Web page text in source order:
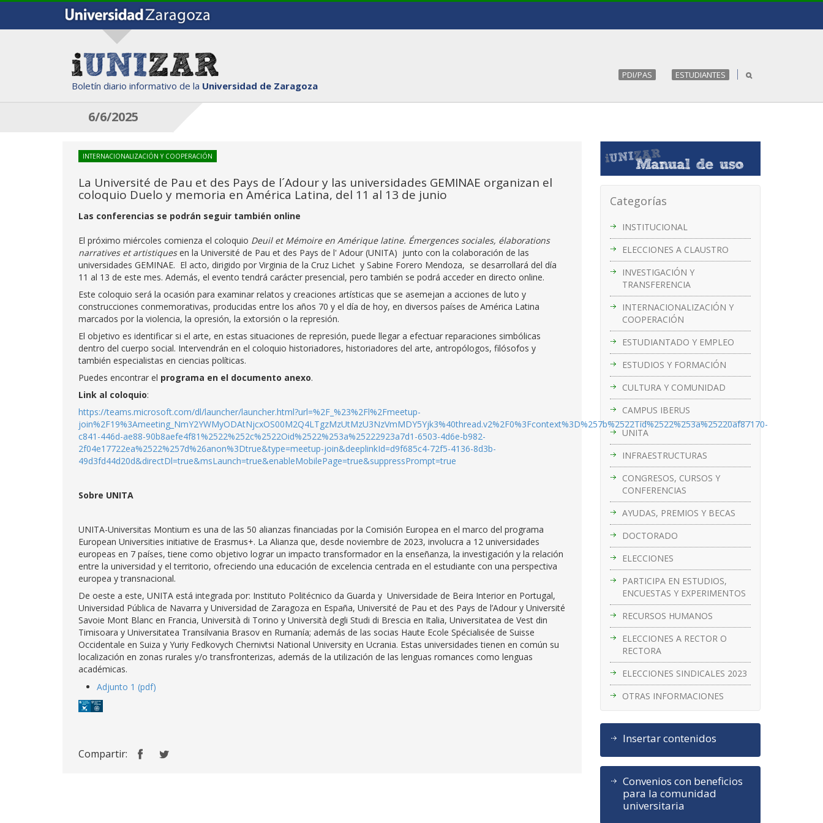
Boletín diario informativo de la Universidad de Zaragoza
PDI/PAS ESTUDIANTES
6/6/2025
Categorías
INSTITUCIONAL
ELECCIONES A CLAUSTRO
INVESTIGACIÓN Y
TRANSFERENCIA
INTERNACIONALIZACIÓN Y
COOPERACIÓN
ESTUDIANTADO Y EMPLEO
ESTUDIOS Y FORMACIÓN
CULTURA Y COMUNIDAD
CAMPUS IBERUS
UNITA
INFRAESTRUCTURAS
CONGRESOS, CURSOS Y
CONFERENCIAS
AYUDAS, PREMIOS Y BECAS
DOCTORADO
ELECCIONES
PARTICIPA EN ESTUDIOS,
ENCUESTAS Y EXPERIMENTOS
RECURSOS HUMANOS
ELECCIONES A RECTOR O
RECTORA
ELECCIONES SINDICALES 2023
OTRAS INFORMACIONES
Insertar contenidos
Convenios con beneficios
para la comunidad
universitaria
INTERNACIONALIZACIÓN Y COOPERACIÓN
La Université de Pau et des Pays de l´Adour y las universidades GEMINAE organizan el
coloquio Duelo y memoria en América Latina, del 11 al 13 de junio
Las conferencias se podrán seguir también online
El próximo miércoles comienza el coloquio Deuil et Mémoire en Amérique latine. Émergences sociales, élaborations
narratives et artistiquesen la Université de Pau et des Pays de l' Adour (UNITA) junto con la colaboración de las
universidades GEMINAE. El acto, dirigido por Virginia de la Cruz Lichet y Sabine Forero Mendoza, se desarrollará del día
11 al 13 de este mes. Además, el evento tendrá carácter presencial, pero también se podrá acceder en directo online.
Este coloquio será la ocasión para examinar relatos y creaciones artísticas que se asemejan a acciones de luto y
construcciones conmemorativas, producidas entre los años 70 y el día de hoy, en diversos países de América Latina
marcados por la violencia, la opresión, la extorsión o la represión.
El objetivo es identificar si el arte, en estas situaciones de represión, puede llegar a efectuar reparaciones simbólicas
dentro del cuerpo social. Intervendrán en el coloquio historiadores, historiadores del arte, antropólogos, filósofos y
también especialistas en ciencias políticas.
Puedes encontrar el programa en el documento anexo.
Link al coloquio:
https://teams.microsoft.com/dl/launcher/launcher.html?url=%2F_%23%2Fl%2Fmeetup-
join%2F19%3Ameeting_NmY2YWMyODAtNjcxOS00M2Q4LTgzMzUtMzU3NzVmMDY5Yjk3%40thread.v2%2F0%3Fcontext%3D%257b%2522Tid%2522%253a%25220af87170-
c841-446d-ae88-90b8aefe4f81%2522%252c%2522Oid%2522%253a%25222923a7d1-6503-4d6e-b982-
2f04e17722ea%2522%257d%26anon%3Dtrue&type=meetup-join&deeplinkId=d9f685c4-72f5-4136-8d3b-
49d3fd44d20d&directDl=true&msLaunch=true&enableMobilePage=true&suppressPrompt=true
Sobre UNITA
UNITA-Universitas Montium es una de las 50 alianzas financiadas por la Comisión Europea en el marco del programa
European Universities initiative de Erasmus+. La Alianza que, desde noviembre de 2023, involucra a 12 universidades
europeas en 7 países, tiene como objetivo lograr un impacto transformador en la enseñanza, la investigación y la relación
entre la universidad y el territorio, ofreciendo una educación de excelencia centrada en el estudiante con una perspectiva
europea y transnacional.
De oeste a este, UNITA está integrada por: Instituto Politécnico da Guarda y Universidade de Beira Interior en Portugal,
Universidad Pública de Navarra y Universidad de Zaragoza en España, Université de Pau et des Pays de l’Adour y Université
Savoie Mont Blanc en Francia, Università di Torino y Università degli Studi di Brescia en Italia, Universitatea de Vest din
Timisoara y Universitatea Transilvania Brasov en Rumanía; además de las socias Haute Ecole Spécialisée de Suisse
Occidentale en Suiza y Yuriy Fedkovych Chernivtsi National University en Ucrania. Estas universidades tienen en común su
localización en zonas rurales y/o transfronterizas, además de la utilización de las lenguas romances como lenguas
académicas.
Adjunto 1 (pdf)
Compartir: